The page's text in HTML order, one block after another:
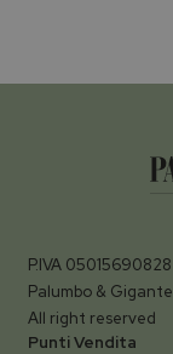
P.IVA 05015690828
Palumbo & Gigante
All right reserved
Punti Vendita